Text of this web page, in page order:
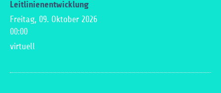
Leitlinienentwicklung
Freitag, 09. Oktober 2026
00:00
virtuell